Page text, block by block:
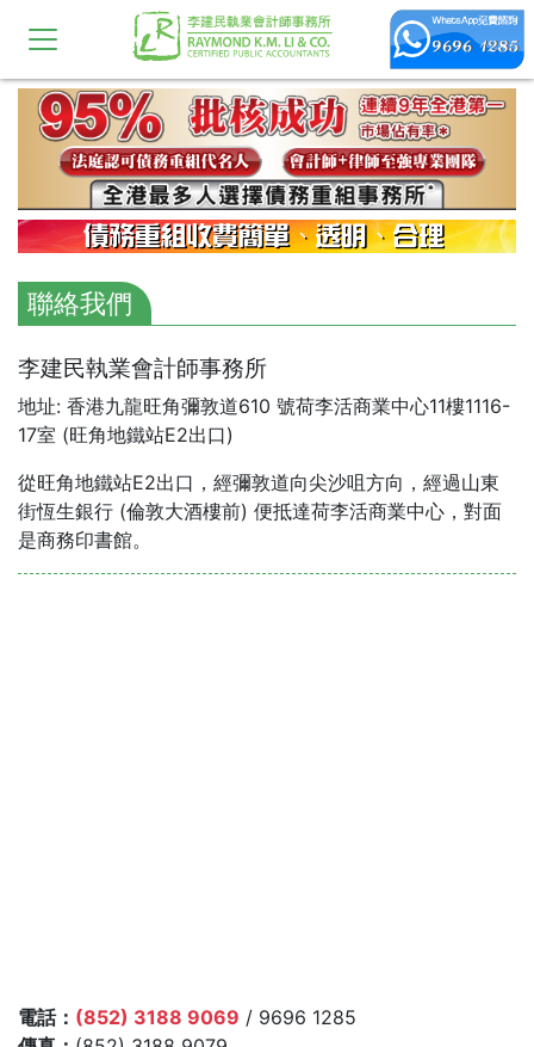
聯絡我們
李建民執業會計師事務所
地址: 香港九龍旺角彌敦道610 號荷李活商業中心11樓1116-
17室 (旺角地鐵站E2出口)
從旺角地鐵站E2出口，經彌敦道向尖沙咀方向，經過山東
街恆生銀行 (倫敦大酒樓前) 便抵達荷李活商業中心，對面
是商務印書館。
電話： (852) 3188 9069 / 9696 1285